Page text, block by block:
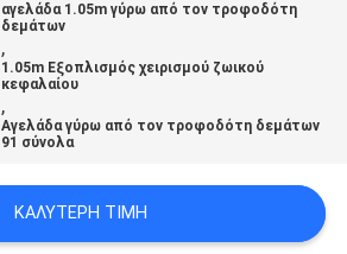
αγελάδα 1.05m γύρω από τον τροφοδότη
δεμάτων
,
1.05m Εξοπλισμός χειρισμού ζωικού
κεφαλαίου
,
Αγελάδα γύρω από τον τροφοδότη δεμάτων
91 σύνολα
ΚΑΛΎΤΕΡΗ ΤΙΜΉ